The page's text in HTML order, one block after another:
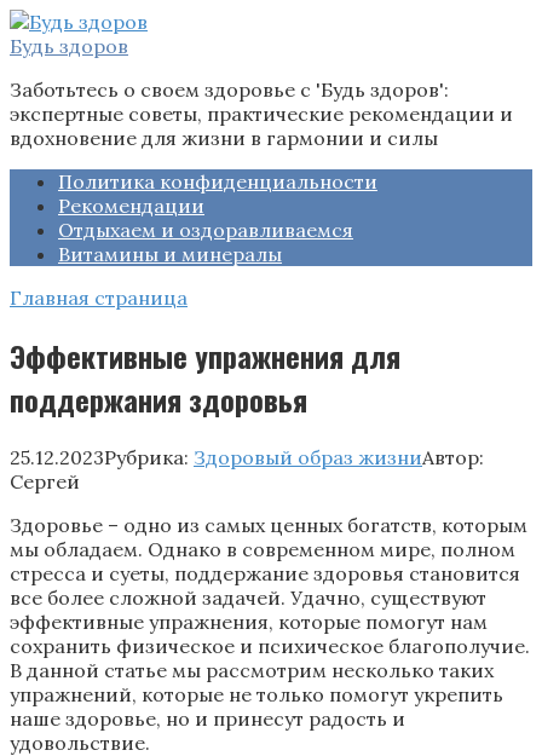
Перейти
к
Будь здоров
Заботьтесь о своем здоровье с 'Будь здоров':
экспертные советы, практические рекомендации и
вдохновение для жизни в гармонии и силы
Политика конфиденциальности
Рекомендации
Отдыхаем и оздоравливаемся
Витамины и минералы
Главная страница
Эффективные упражнения для
поддержания здоровья
25.12.2023Рубрика: Здоровый образ жизниАвтор:
Сергей
Здоровье – одно из самых ценных богатств, которым
мы обладаем. Однако в современном мире, полном
стресса и суеты, поддержание здоровья становится
все более сложной задачей. Удачно, существуют
эффективные упражнения, которые помогут нам
сохранить физическое и психическое благополучие.
В данной статье мы рассмотрим несколько таких
упражнений, которые не только помогут укрепить
наше здоровье, но и принесут радость и
удовольствие.